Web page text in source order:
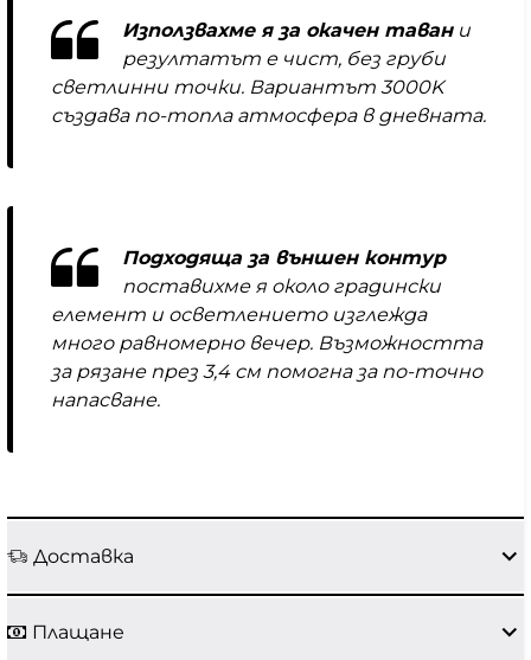
Използвахме я за окачен тавани
резултатът е чист, без груби
светлинни точки. Вариантът 3000K
създава по-топла атмосфера в дневната.
Подходяща за външен контур
поставихме я около градински
елемент и осветлението изглежда
много равномерно вечер. Възможността
за рязане през 3,4 см помогна за по-точно
напасване.
Доставка
Плащане